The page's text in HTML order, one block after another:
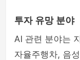
투자 유망 분야
AI 관련 분야는
자율주행차, 음